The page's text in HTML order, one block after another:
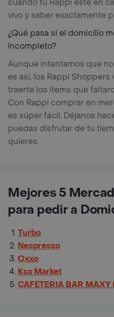
cuando tu Rappi esté en
vivo y saber exactamente
¿Qué pasa si el domicilio
incompleto?
Aunque intentamos que
es así, los Rappi Shoppers
traerte los ítems que
Con Rappi comprar en
es súper fácil. Déjanos
puedas disfrutar de tu
quieres.
Mejores 5
para pedir a
Turbo
Nespresso
Oxxo
Ksa Market
CAFETERIA BAR